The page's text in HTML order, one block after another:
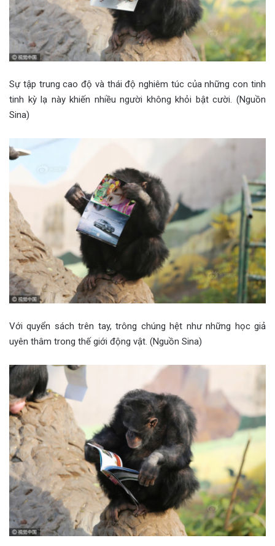
Sự tập trung cao độ và thái độ nghiêm túc của những con tinh
tinh kỳ lạ này khiến nhiều người không khỏi bật cười. (Nguồn
Sina)
Với quyển sách trên tay, trông chúng hệt như những học giả
uyên thâm trong thế giới động vật. (Nguồn Sina)